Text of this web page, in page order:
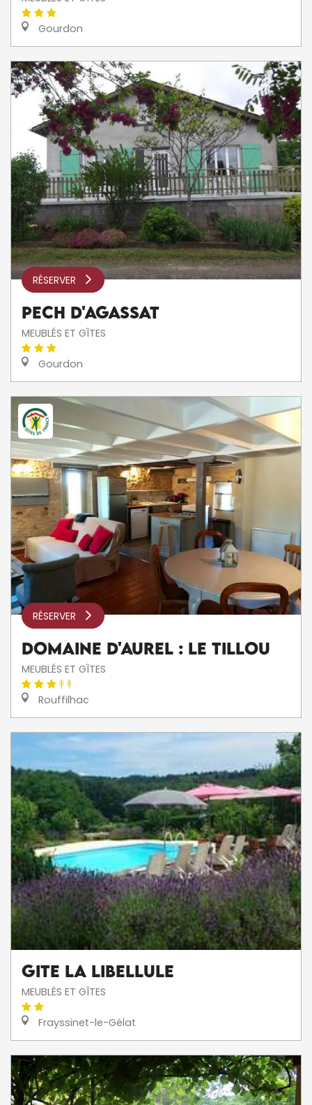
Gourdon
RÉSERVER
PECH D'AGASSAT
MEUBLÉS ET GÎTES
Gourdon
RÉSERVER
Domaine d'Aurel : Le Tillou
MEUBLÉS ET GÎTES
Rouffilhac
Gite La Libellule
MEUBLÉS ET GÎTES
Frayssinet-le-Gélat